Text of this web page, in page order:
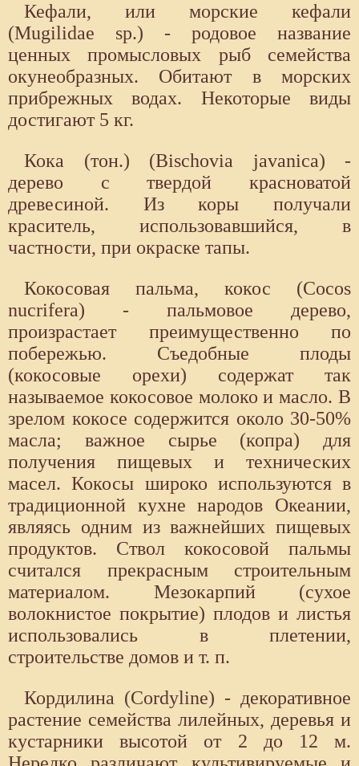
Кефали, или морские кефали
(Mugilidae sp.) - родовое название
ценных промысловых рыб семейства
окунеобразных. Обитают в морских
прибрежных водах. Некоторые виды
достигают 5 кг.
Кока (тон.) (Bischovia javanica) -
дерево с твердой красноватой
древесиной. Из коры получали
краситель, использовавшийся, в
частности, при окраске тапы.
Кокосовая пальма, кокос (Cocos
nucrifera) - пальмовое дерево,
произрастает преимущественно по
побережью. Съедобные плоды
(кокосовые орехи) содержат так
называемое кокосовое молоко и масло. В
зрелом кокосе содержится около 30-50%
масла; важное сырье (копра) для
получения пищевых и технических
масел. Кокосы широко используются в
традиционной кухне народов Океании,
являясь одним из важнейших пищевых
продуктов. Ствол кокосовой пальмы
считался прекрасным строительным
материалом. Мезокарпий (сухое
волокнистое покрытие) плодов и листья
использовались в плетении,
строительстве домов и т. п.
Кордилина (Cordyline) - декоративное
растение семейства лилейных, деревья и
кустарники высотой от 2 до 12 м.